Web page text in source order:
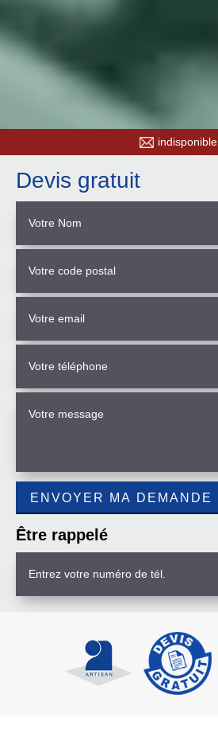
indisponible
Devis gratuit
Être rappelé